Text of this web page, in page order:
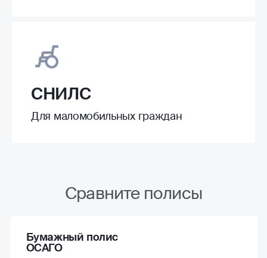
СНИЛС
Для маломобильных граждан
Сравните полисы
Бумажный полис
ОСАГО